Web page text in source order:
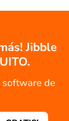
Jibble
software de